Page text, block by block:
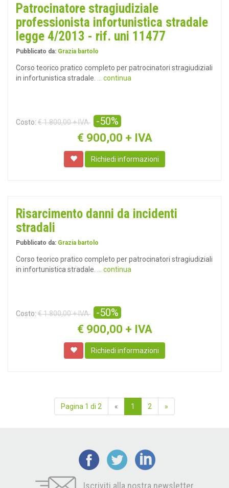
Patrocinatore stragiudiziale
professionista infortunistica stradale
legge 4/2013 - rif. uni 11477
Pubblicato da: Grazia bartolo
Corso teorico pratico completo per patrocinatori stragiudiziali
in infortunistica stradale.
... continua
Costo: € 1.800,00 + IVA -50%
€ 900,00 + IVA
Richiedi informazioni
Risarcimento danni da incidenti
stradali
Pubblicato da: Grazia bartolo
Corso teorico pratico completo per patrocinatori stragiudiziali
in infortunistica stradale.
... continua
Costo: € 1.800,00 + IVA -50%
€ 900,00 + IVA
Richiedi informazioni
Pagina 1 di 2 « 1 2 »
Iscriviti alla nostra newsletter